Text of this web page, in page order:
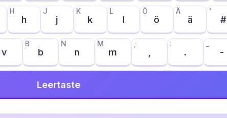
h
H
j
J
k
K
l
L
ö
Ö
ä
Ä
#
'
v b
B
n
N
m
M ;
.
:
-
Leertaste